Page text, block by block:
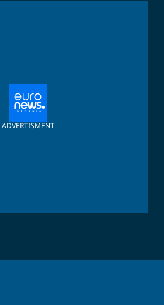
ADVERTISMENT